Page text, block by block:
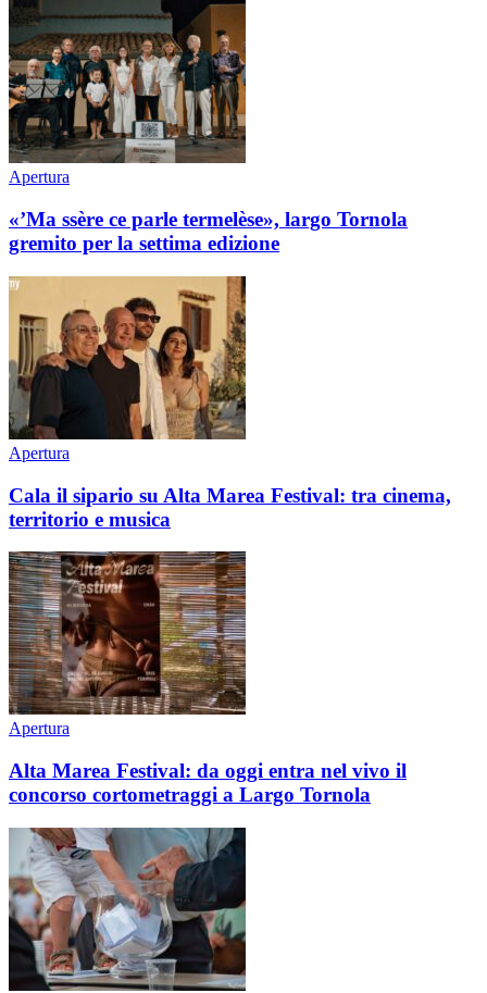
Apertura
«’Ma ssère ce parle termelèse», largo Tornola
gremito per la settima edizione
Apertura
Cala il sipario su Alta Marea Festival: tra cinema,
territorio e musica
Apertura
Alta Marea Festival: da oggi entra nel vivo il
concorso cortometraggi a Largo Tornola